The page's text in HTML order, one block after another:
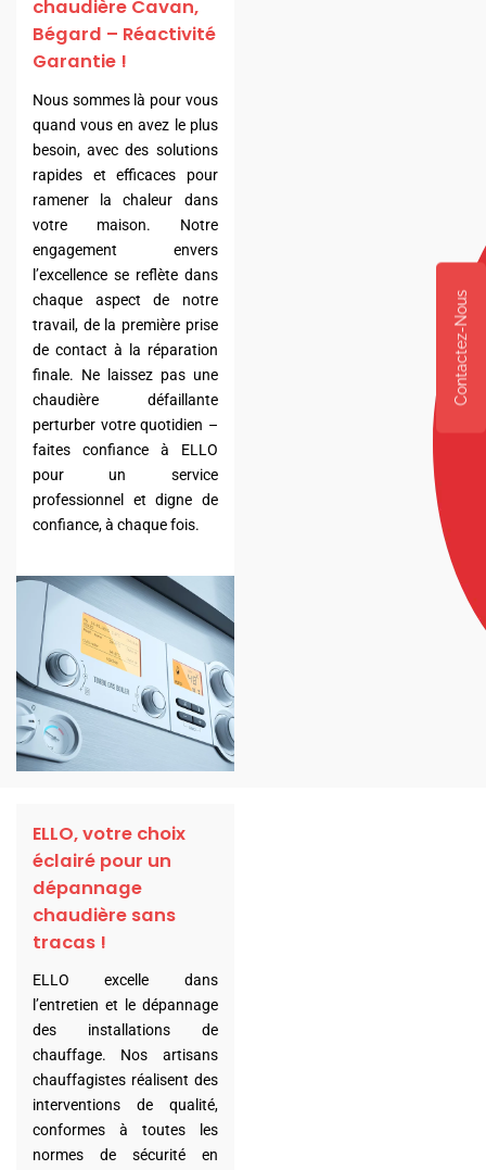
chaudière Cavan,
Bégard – Réactivité
Garantie !
Nous sommes là pour vous
quand vous en avez le plus
besoin, avec des solutions
rapides et efficaces pour
ramener la chaleur dans
votre maison. Notre
engagement envers
l’excellence se reflète dans
chaque aspect de notre
travail, de la première prise
de contact à la réparation
finale. Ne laissez pas une
chaudière défaillante
perturber votre quotidien –
faites confiance à ELLO
pour un service
professionnel et digne de
confiance, à chaque fois.
ELLO, votre choix
éclairé pour un
dépannage
chaudière sans
tracas !
ELLO excelle dans
l’entretien et le dépannage
des installations de
chauffage. Nos artisans
chauffagistes réalisent des
interventions de qualité,
conformes à toutes les
normes de sécurité en
Contactez-Nous